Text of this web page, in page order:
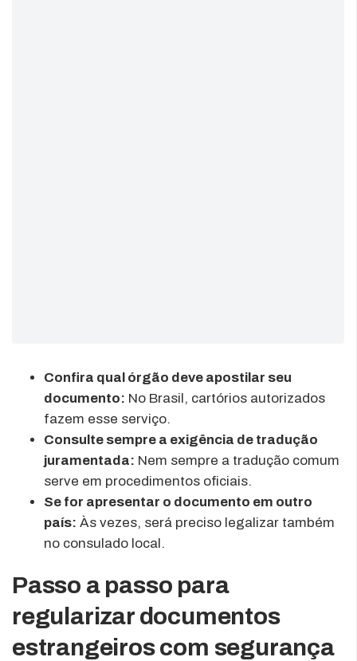
Confira qual órgão deve apostilar seu
documento: No Brasil, cartórios autorizados
fazem esse serviço.
Consulte sempre a exigência de tradução
juramentada: Nem sempre a tradução comum
serve em procedimentos oficiais.
Se for apresentar o documento em outro
país: Às vezes, será preciso legalizar também
no consulado local.
Passo a passo para
regularizar documentos
estrangeiros com segurança